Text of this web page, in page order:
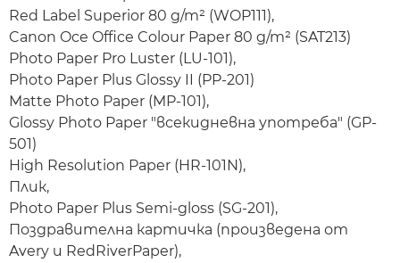
Red Label Superior 80 g/m² (WOP111),
Canon Oce Office Colour Paper 80 g/m² (SAT213)
Photo Paper Pro Luster (LU-101),
Photo Paper Plus Glossy II (PP-201)
Matte Photo Paper (MP-101),
Glossy Photo Paper "всекидневна употреба" (GP-
501)
High Resolution Paper (HR-101N),
Плик,
Photo Paper Plus Semi-gloss (SG-201),
Поздравителна картичка (произведена от
Avery и RedRiverPaper),